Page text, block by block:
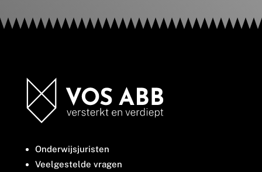
Onderwijsjuristen
Veelgestelde vragen